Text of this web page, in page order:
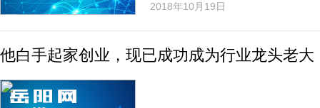
2018年10月19日
他白手起家创业，现已成功成为行业龙头老大